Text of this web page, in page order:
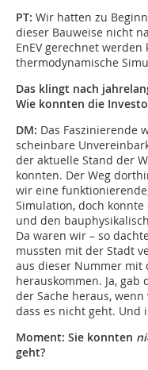
PT: Wir hatten zu
dieser Bauweise nicht
EnEV gerechnet
thermodynamische
Das klingt nach
Wie konnten die
DM: Das Faszinierende
scheinbare
der aktuelle Stand der
konnten. Der Weg
wir eine
Simula­tion, doch
und den
Da waren wir – so
mussten mit der Stadt
aus dieser Nummer mit
herauskommen. Ja, gab
der Sache heraus,
dass es nicht geht. Und
Moment: Sie konnten
geht?